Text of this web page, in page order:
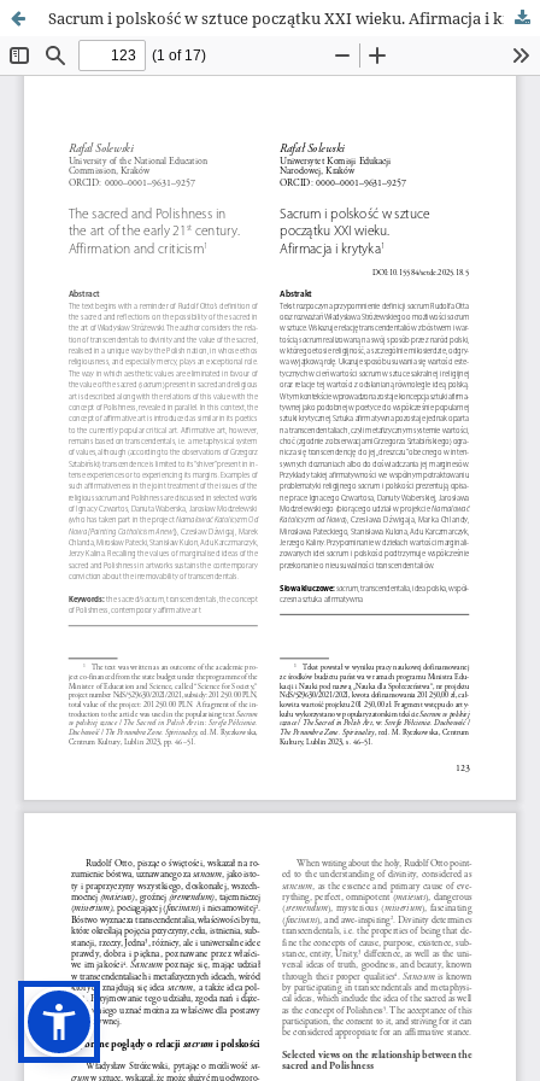
Sacrum i polskość w sztuce początku XXI wieku. Afirmacja i krytyka